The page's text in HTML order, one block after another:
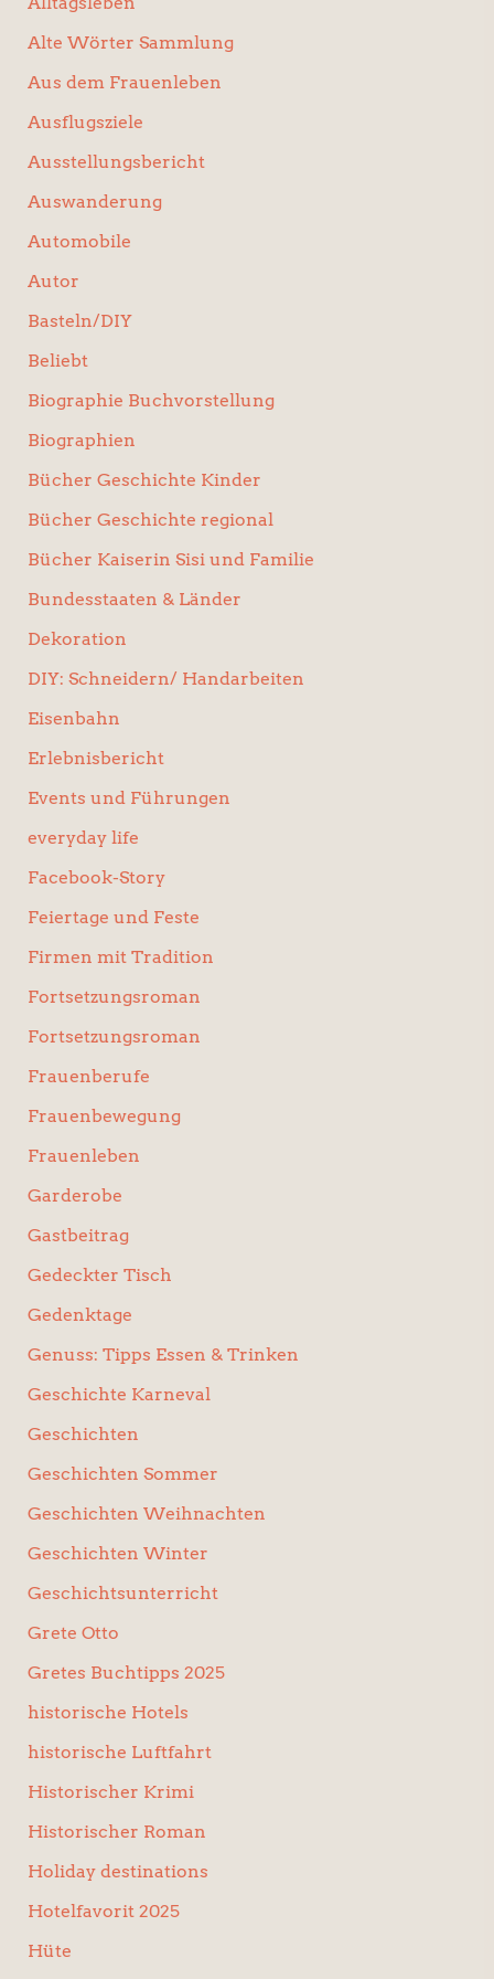
Alte Wörter Sammlung
Aus dem Frauenleben
Ausflugsziele
Ausstellungsbericht
Auswanderung
Automobile
Autor
Basteln/DIY
Beliebt
Biographie Buchvorstellung
Biographien
Bücher Geschichte Kinder
Bücher Geschichte regional
Bücher Kaiserin Sisi und Familie
Bundesstaaten & Länder
Dekoration
DIY: Schneidern/ Handarbeiten
Eisenbahn
Erlebnisbericht
Events und Führungen
everyday life
Facebook-Story
Feiertage und Feste
Firmen mit Tradition
Fortsetzungsroman
Fortsetzungsroman
Frauenberufe
Frauenbewegung
Frauenleben
Garderobe
Gastbeitrag
Gedeckter Tisch
Gedenktage
Genuss: Tipps Essen & Trinken
Geschichte Karneval
Geschichten
Geschichten Sommer
Geschichten Weihnachten
Geschichten Winter
Geschichtsunterricht
Grete Otto
Gretes Buchtipps 2025
historische Hotels
historische Luftfahrt
Historischer Krimi
Historischer Roman
Holiday destinations
Hotelfavorit 2025
Hüte